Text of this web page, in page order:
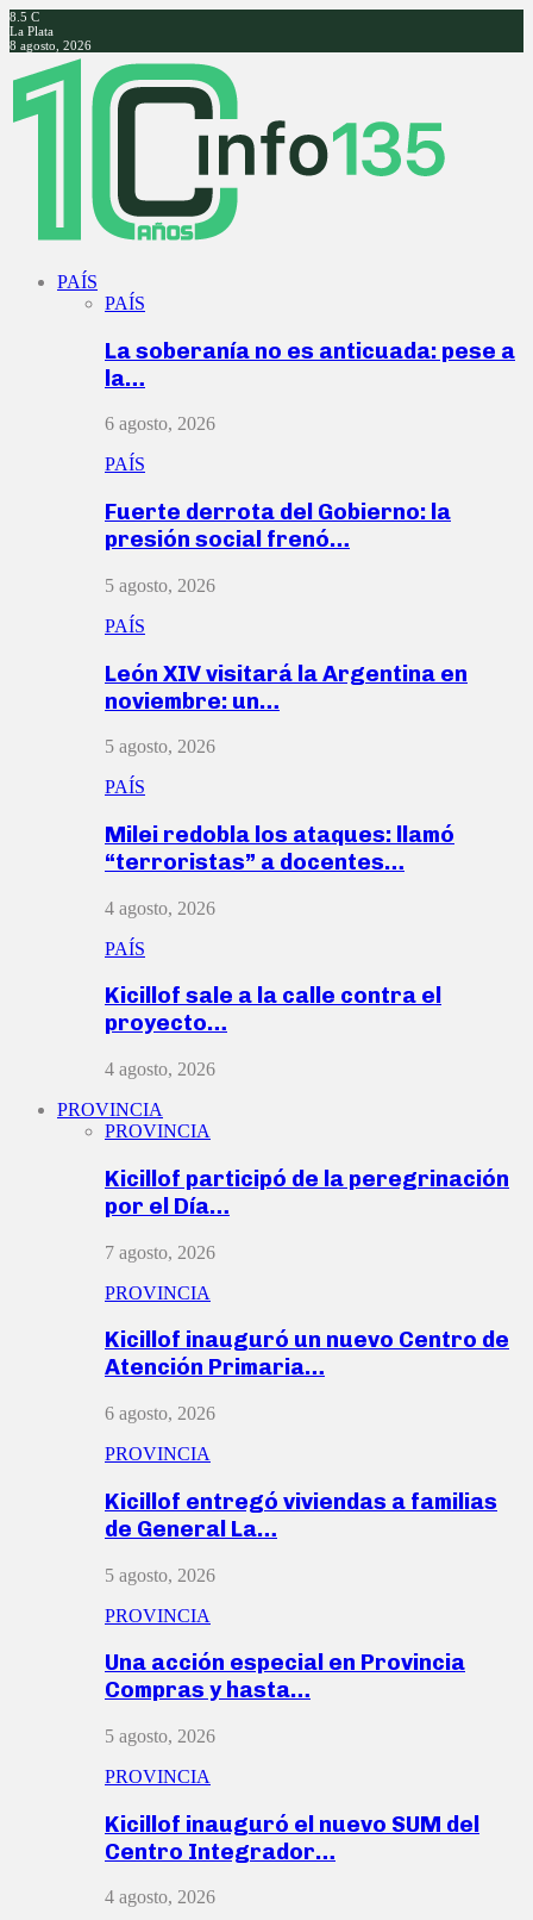
8.5 C
La Plata
8 agosto, 2026
Facebook
Twitter
Instagram
Youtube
PAÍS
PAÍS
La soberanía no es anticuada: pese a
la…
6 agosto, 2026
PAÍS
Fuerte derrota del Gobierno: la
presión social frenó…
5 agosto, 2026
PAÍS
León XIV visitará la Argentina en
noviembre: un…
5 agosto, 2026
PAÍS
Milei redobla los ataques: llamó
“terroristas” a docentes…
4 agosto, 2026
PAÍS
Kicillof sale a la calle contra el
proyecto…
4 agosto, 2026
PROVINCIA
PROVINCIA
Kicillof participó de la peregrinación
por el Día…
7 agosto, 2026
PROVINCIA
Kicillof inauguró un nuevo Centro de
Atención Primaria…
6 agosto, 2026
PROVINCIA
Kicillof entregó viviendas a familias
de General La…
5 agosto, 2026
PROVINCIA
Una acción especial en Provincia
Compras y hasta…
5 agosto, 2026
PROVINCIA
Kicillof inauguró el nuevo SUM del
Centro Integrador…
4 agosto, 2026